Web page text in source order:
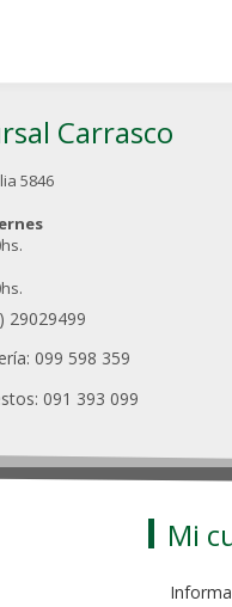
Carrasco
5846
29029499
099 598 359
091 393 099
Mi